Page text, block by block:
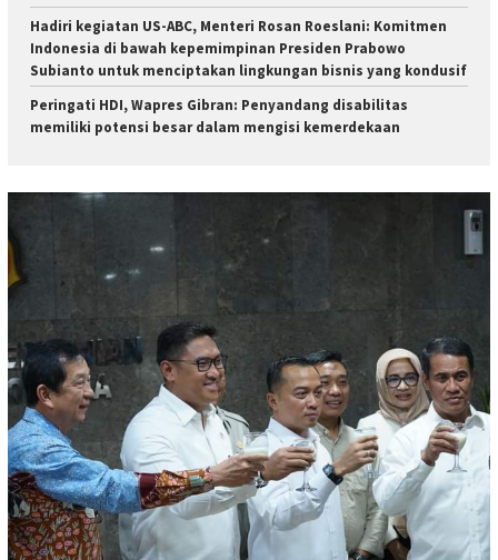
Hadiri kegiatan US-ABC, Menteri Rosan Roeslani: Komitmen
Indonesia di bawah kepemimpinan Presiden Prabowo
Subianto untuk menciptakan lingkungan bisnis yang kondusif
Peringati HDI, Wapres Gibran: Penyandang disabilitas
memiliki potensi besar dalam mengisi kemerdekaan